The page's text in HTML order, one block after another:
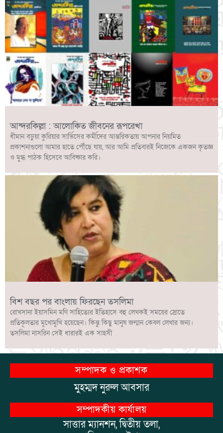
আন্দরকিল্লা : আলোকিত জীবনের রূপরেখা
ধীমান বড়ুয়া কুরিয়ার সার্ভিসের কর্মীদের আন্তরিকতায় আপনার নিয়মিত
প্রকাশনাগুলো আমার হাতে পৌঁছে যায়, আর আমি প্রতিবারই নিজেকে একজন কৃতজ্ঞ
ও মুগ্ধ পাঠক হিসেবে আবিষ্কার করি।
বিশ বছর পর বাংলায় ফিরছেন তসলিমা
রোখসানা ইয়াসমিন মণি সাহিত্যের ইতিহাসে বহু লেখকই সময়ের স্রোতে
প্রতিকূলতার মুখোমুখি হয়েছেন। কিন্তু কিছু মানুষ জন্মান কেবল লেখার জন্য।
তসলিমা নাসরিন সেই ধারারই এক সাহসী
সম্পাদক ও প্রকাশক
মুহম্মদ নুরুল আবসার
সম্পাদকীয় কার্যালয়
সাত্তার ম্যানশন, দ্বিতীয় তলা,